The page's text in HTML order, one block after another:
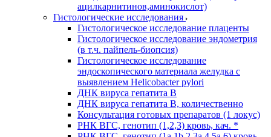
ацилкарнитинов,аминокислот)
Гистологические исследования
Гистологическое исследование плаценты
Гистологическое исследование эндометрия
(в т.ч. пайпель-биопсия)
Гистологическое исследование
эндоскопического материала желудка с
выявлением Helicobacter pylori
ДНК вируса гепатита B
ДНК вируса гепатита B, количественно
Консультация готовых препаратов (1 локус)
РНК ВГC, генотип (1,2,3) кровь, кач. *